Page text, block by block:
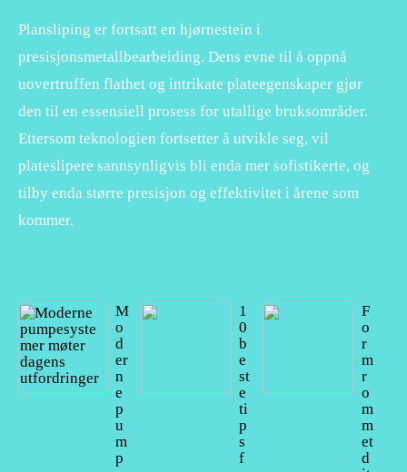
Plansliping er fortsatt en hjørnestein i
presisjonsmetallbearbeiding. Dens evne til å oppnå
uovertruffen flathet og intrikate plateegenskaper gjør
den til en essensiell prosess for utallige bruksområder.
Ettersom teknologien fortsetter å utvikle seg, vil
plateslipere sannsynligvis bli enda mer sofistikerte, og
tilby enda større presisjon og effektivitet i årene som
kommer.
M
o
d
er
n
e
p
u
m
p
1
0
b
e
st
e
ti
p
s
f
F
o
r
m
r
o
m
m
et
d